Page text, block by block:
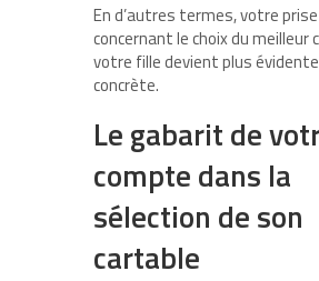
En d’autres termes, votre
concernant le choix du meilleur
votre fille devient plus
concrète.
Le gabarit de
compte dans la
sélection de son
cartable